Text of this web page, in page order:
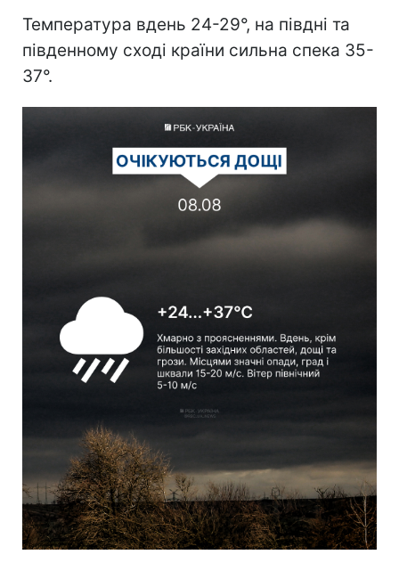
Температура вдень 24-29°, на півдні та
південному сході країни сильна спека 35-
37°.